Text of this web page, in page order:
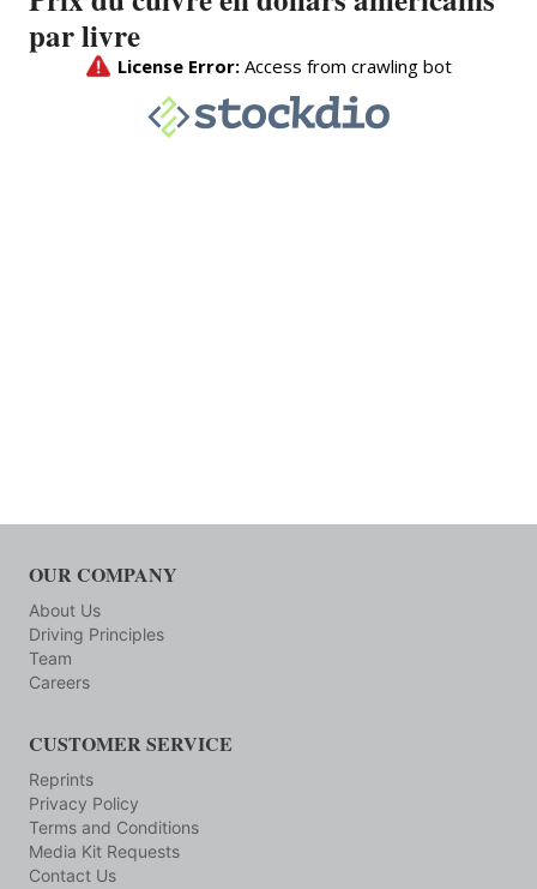
par livre
OUR COMPANY
About Us
Driving Principles
Team
Careers
CUSTOMER SERVICE
Reprints
Privacy Policy
Terms and Conditions
Media Kit Requests
Contact Us